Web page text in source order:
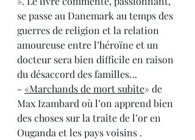
se passe au Danemark au temps des
guerres de religion et la relation
amoureuse entre l’héroïne et un
docteur sera bien difficile en raison
du désaccord des familles…
- «Marchands de mort subite» de
Max Izambard où l’on apprend bien
des choses sur la traite de l’or en
Ouganda et les pays voisins .